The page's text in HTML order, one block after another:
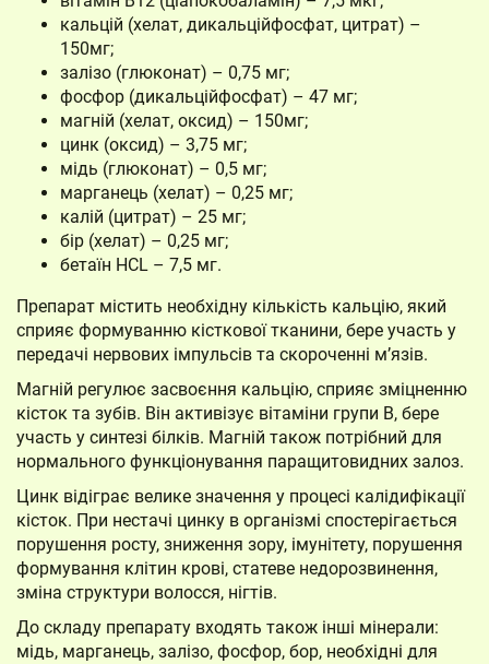
кальцій (хелат, дикальційфосфат, цитрат) –
150мг;
залізо (глюконат) – 0,75 мг;
фосфор (дикальційфосфат) – 47 мг;
магній (хелат, оксид) – 150мг;
цинк (оксид) – 3,75 мг;
мідь (глюконат) – 0,5 мг;
марганець (хелат) – 0,25 мг;
калій (цитрат) – 25 мг;
бір (хелат) – 0,25 мг;
бетаїн HCL – 7,5 мг.
Препарат містить необхідну кількість кальцію, який
сприяє формуванню кісткової тканини, бере участь у
передачі нервових імпульсів та скороченні м’язів.
Магній регулює засвоєння кальцію, сприяє зміцненню
кісток та зубів. Він активізує вітаміни групи В, бере
участь у синтезі білків. Магній також потрібний для
нормального функціонування паращитовидних залоз.
Цинк відіграє велике значення у процесі калідифікації
кісток. При нестачі цинку в організмі спостерігається
порушення росту, зниження зору, імунітету, порушення
формування клітин крові, статеве недорозвинення,
зміна структури волосся, нігтів.
До складу препарату входять також інші мінерали:
мідь, марганець, залізо, фосфор, бор, необхідні для